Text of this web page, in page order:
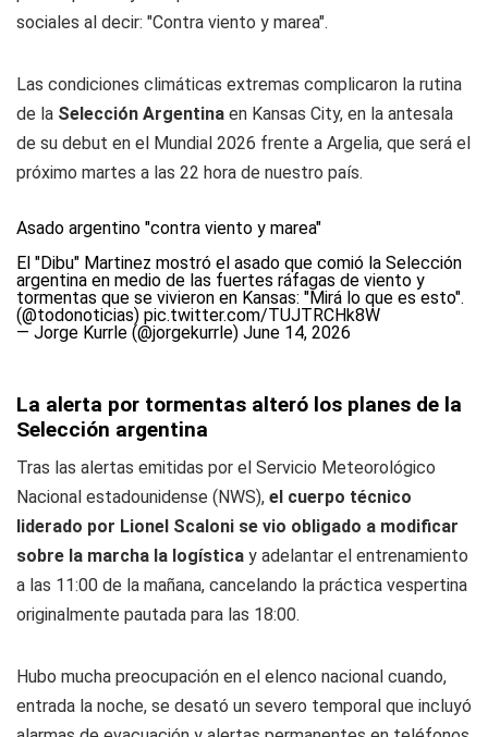
sociales al decir: "Contra viento y marea".
Las condiciones climáticas extremas complicaron la rutina
de la Selección Argentina en Kansas City, en la antesala
de su debut en el Mundial 2026 frente a Argelia, que será el
próximo martes a las 22 hora de nuestro país.
Asado argentino "contra viento y marea"
El "Dibu" Martinez mostró el asado que comió la Selección
argentina en medio de las fuertes ráfagas de viento y
tormentas que se vivieron en Kansas: "Mirá lo que es esto".
(@todonoticias) pic.twitter.com/TUJTRCHk8W
— Jorge Kurrle (@jorgekurrle) June 14, 2026
La alerta por tormentas alteró los planes de la
Selección argentina
Tras las alertas emitidas por el Servicio Meteorológico
Nacional estadounidense (NWS), el cuerpo técnico
liderado por Lionel Scaloni se vio obligado a modificar
sobre la marcha la logística y adelantar el entrenamiento
a las 11:00 de la mañana, cancelando la práctica vespertina
originalmente pautada para las 18:00.
Hubo mucha preocupación en el elenco nacional cuando,
entrada la noche, se desató un severo temporal que incluyó